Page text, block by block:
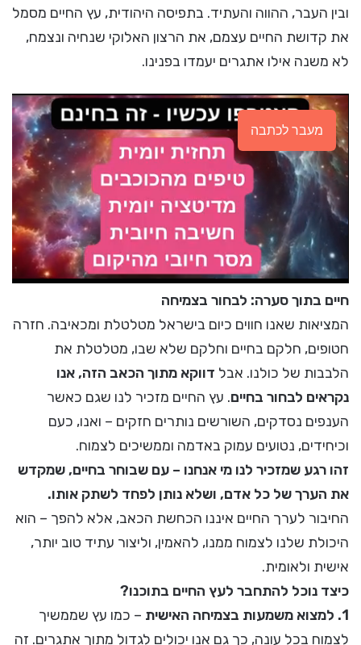
ובין העבר, ההווה והעתיד. בתפיסה היהודית, עץ החיים מסמל
את קדושת החיים עצמם, את הרצון האלוקי שנחיה ונצמח,
לא משנה אילו אתגרים יעמדו בפנינו.
מעבר לכתבה
חיים בתוך סערה: לבחור בצמיחה
המציאות שאנו חווים כיום בישראל מטלטלת ומכאיבה. חזרה
חטופים, חלקם בחיים וחלקם שלא שבו, מטלטלת את
הלבבות של כולנו. אבל דווקא מתוך הכאב הזה, אנו
נקראים לבחור בחיים. עץ החיים מזכיר לנו שגם כאשר
הענפים נסדקים, השורשים נותרים חזקים – ואנו, כעם
וכיחידים, נטועים עמוק באדמה וממשיכים לצמוח.
זהו רגע שמזכיר לנו מי אנחנו – עם שבוחר בחיים, שמקדש
את הערך של כל אדם, ושלא נותן לפחד לשתק אותו.
החיבור לערך החיים איננו הכחשת הכאב, אלא להפך – הוא
היכולת שלנו לצמוח ממנו, להאמין, וליצור עתיד טוב יותר,
אישית ולאומית.
כיצד נוכל להתחבר לעץ החיים בתוכנו?
1. למצוא משמעות בצמיחה האישית
– כמו עץ שממשיך
לצמוח בכל עונה, כך גם אנו יכולים לגדול מתוך אתגרים. זה